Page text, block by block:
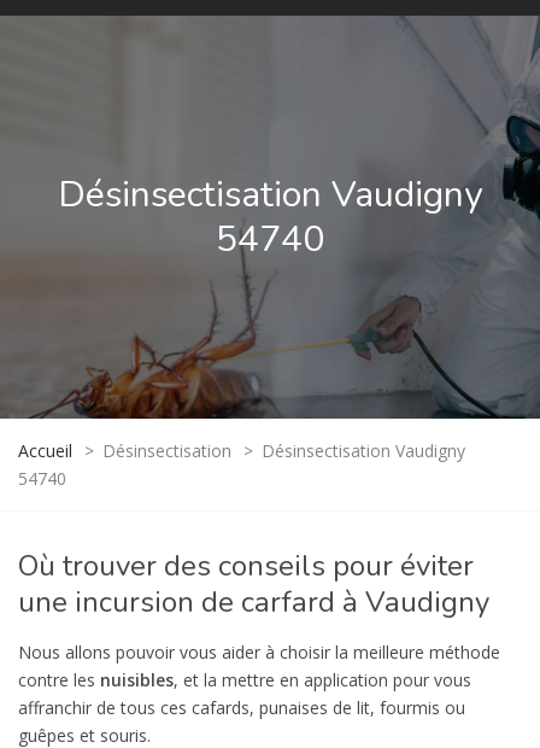
Désinsectisation Vaudigny
54740
Accueil > Désinsectisation > Désinsectisation Vaudigny
54740
Où trouver des conseils pour éviter
une incursion de carfard à Vaudigny
Nous allons pouvoir vous aider à choisir la meilleure méthode
contre les nuisibles, et la mettre en application pour vous
affranchir de tous ces cafards, punaises de lit, fourmis ou
guêpes et souris.